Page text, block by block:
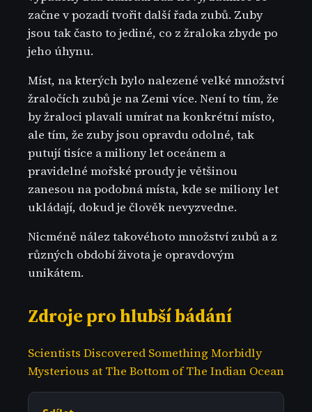
začne v pozadí tvořit další řada zubů. Zuby
jsou tak často to jediné, co z žraloka zbyde po
jeho úhynu.
Míst, na kterých bylo nalezené velké množství
žraločích zubů je na Zemi více. Není to tím, že
by žraloci plavali umírat na konkrétní místo,
ale tím, že zuby jsou opravdu odolné, tak
putují tisíce a miliony let oceánem a
pravidelné mořské proudy je většinou
zanesou na podobná místa, kde se miliony let
ukládají, dokud je člověk nevyzvedne.
Nicméně nález takovéhoto množství zubů a z
různých období života je opravdovým
unikátem.
Zdroje pro hlubší bádání
Scientists Discovered Something Morbidly
Mysterious at The Bottom of The Indian Ocean